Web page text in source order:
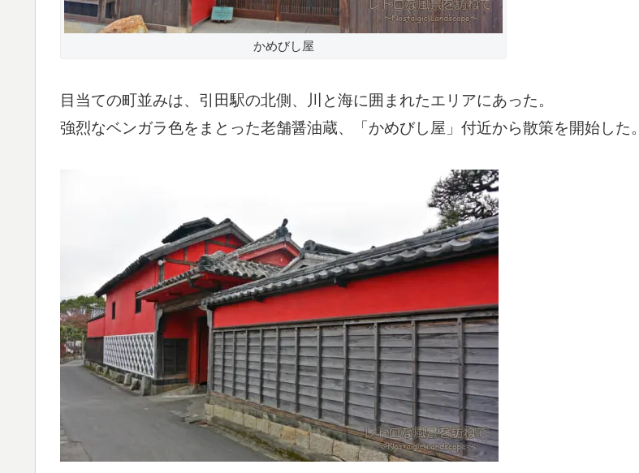
かめびし屋
目当ての町並みは、引田駅の北側、川と海に囲まれたエリアにあった。
強烈なベンガラ色をまとった老舗醤油蔵、「かめびし屋」付近から散策を開始した。